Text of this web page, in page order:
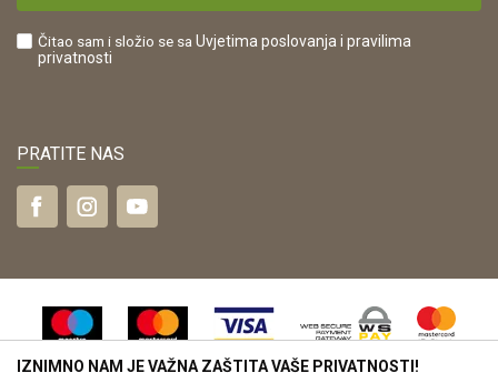
Što dobivam registracijom?
Čitao sam i složio se sa Uvjetima poslovanja i pravilima
privatnosti
PRATITE NAS
IZNIMNO NAM JE VAŽNA ZAŠTITA VAŠE PRIVATNOSTI!